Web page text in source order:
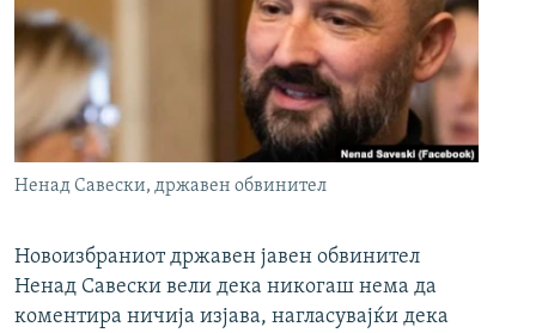
Ненад Савески, државен обвинител
Новоизбраниот државен јавен обвинител
Ненад Савески вели дека никогаш нема да
коментира ничија изјава, нагласувајќи дека